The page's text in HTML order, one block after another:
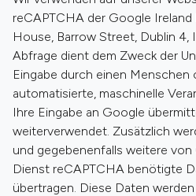
reCAPTCHA der Google
House, Barrow Street, Dublin 4,
Abfrage dient dem Zweck der
Eingabe durch einen Menschen
automatisierte, maschinelle
Ihre Eingabe an Google
weiterverwendet. Zusätzlich
und gegebenenfalls weitere
Dienst reCAPTCHA benötigte
übertragen. Diese Daten